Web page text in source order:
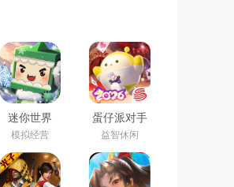
迷你世界
2026最新官
方版
模拟经营
蛋仔派对手
游(元气零食
季)下载官方
正版
益智休闲